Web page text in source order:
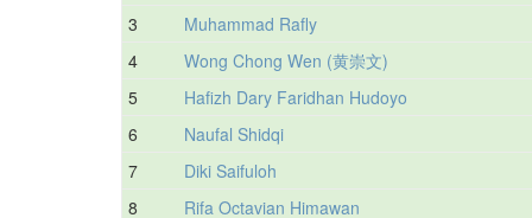
3
Muhammad Rafly
4
Wong Chong Wen (黄崇文)
5
Hafizh Dary Faridhan Hudoyo
6
Naufal Shidqi
7
Diki Saifuloh
8
Rifa Octavian Himawan